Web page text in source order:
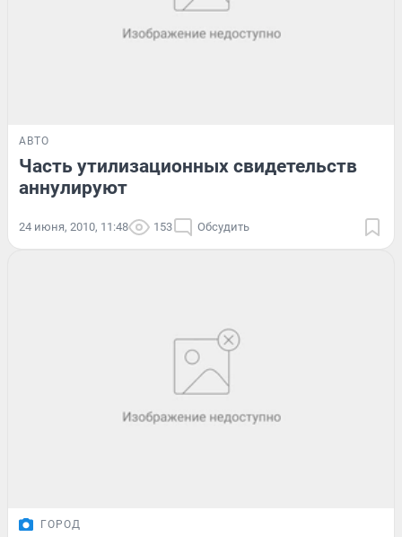
АВТО
Часть утилизационных свидетельств
аннулируют
24 июня, 2010, 11:48 153 Обсудить
ГОРОД